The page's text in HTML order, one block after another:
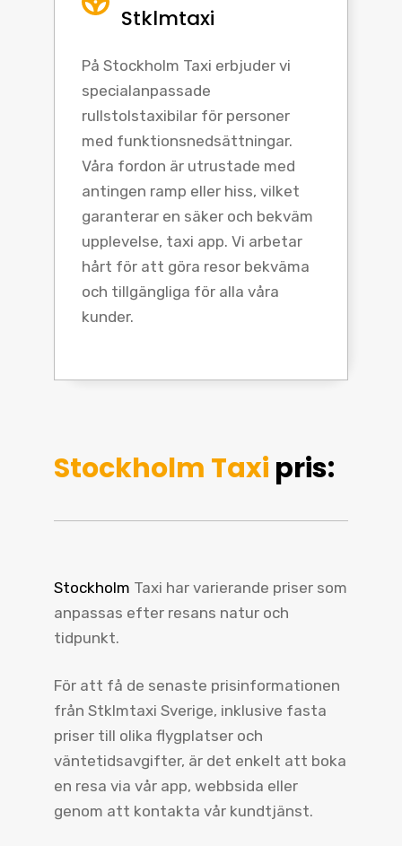
Stklmtaxi
På Stockholm Taxi erbjuder vi
specialanpassade
rullstolstaxibilar för personer
med funktionsnedsättningar.
Våra fordon är utrustade med
antingen ramp eller hiss, vilket
garanterar en säker och bekväm
upplevelse, taxi app. Vi arbetar
hårt för att göra resor bekväma
och tillgängliga för alla våra
kunder.
Stockholm Taxi pris:
Stockholm Taxi har varierande priser som
anpassas efter resans natur och
tidpunkt.
För att få de senaste prisinformationen
från Stklmtaxi Sverige, inklusive fasta
priser till olika flygplatser och
väntetidsavgifter, är det enkelt att boka
en resa via vår app, webbsida eller
genom att kontakta vår kundtjänst.